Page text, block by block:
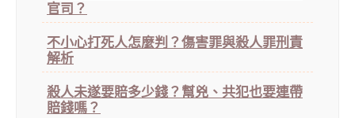
官司？
不小心打死人怎麼判？傷害罪與殺人罪刑責
解析
殺人未遂要賠多少錢？幫兇、共犯也要連帶
賠錢嗎？